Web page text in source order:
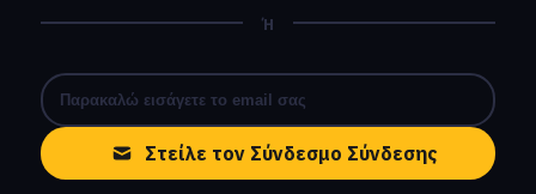
Ή
Στείλε τον Σύνδεσμο Σύνδεσης